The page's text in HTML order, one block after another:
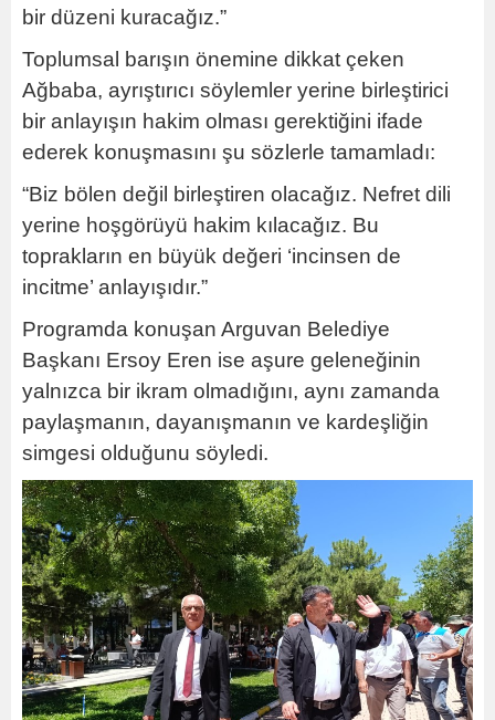
bir düzeni kuracağız.”
Toplumsal barışın önemine dikkat çeken
Ağbaba, ayrıştırıcı söylemler yerine birleştirici
bir anlayışın hakim olması gerektiğini ifade
ederek konuşmasını şu sözlerle tamamladı:
“Biz bölen değil birleştiren olacağız. Nefret dili
yerine hoşgörüyü hakim kılacağız. Bu
toprakların en büyük değeri ‘incinsen de
incitme’ anlayışıdır.”
Programda konuşan Arguvan Belediye
Başkanı Ersoy Eren ise aşure geleneğinin
yalnızca bir ikram olmadığını, aynı zamanda
paylaşmanın, dayanışmanın ve kardeşliğin
simgesi olduğunu söyledi.